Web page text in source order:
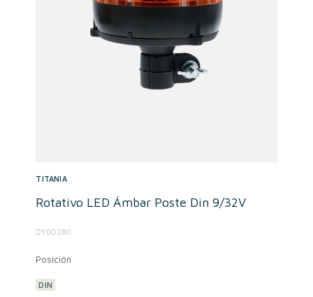
TITANIA
Rotativo LED Ámbar Poste Din 9/32V
DY00280
Posición
DIN